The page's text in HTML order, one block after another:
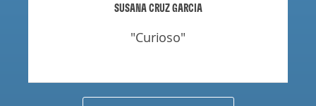
SUSANA CRUZ GARCIA
"curioso"